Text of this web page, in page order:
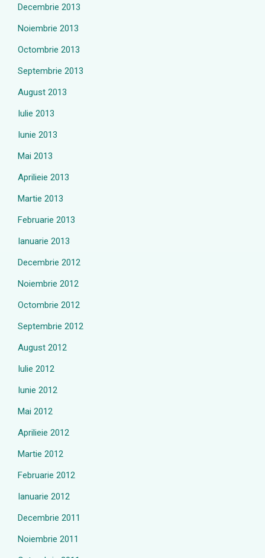
Decembrie 2013
Noiembrie 2013
Octombrie 2013
Septembrie 2013
August 2013
Iulie 2013
Iunie 2013
Mai 2013
Aprilieie 2013
Martie 2013
Februarie 2013
Ianuarie 2013
Decembrie 2012
Noiembrie 2012
Octombrie 2012
Septembrie 2012
August 2012
Iulie 2012
Iunie 2012
Mai 2012
Aprilieie 2012
Martie 2012
Februarie 2012
Ianuarie 2012
Decembrie 2011
Noiembrie 2011